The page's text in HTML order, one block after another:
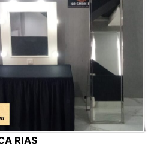
RIAS